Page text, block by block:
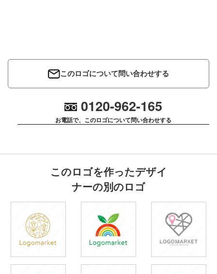
このロゴについて問い合わせする
0120-962-165
お電話で、このロゴについて問い合わせする
このロゴを作ったデザイ
ナーの別のロゴ